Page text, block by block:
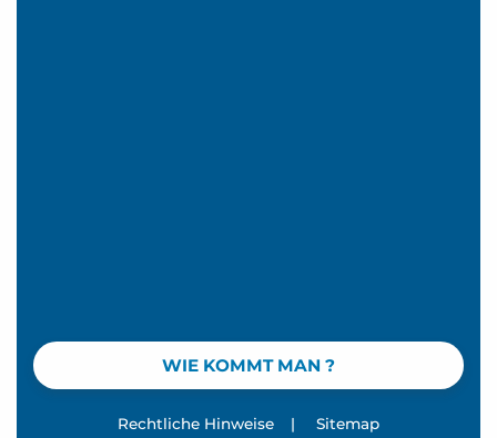
WIE KOMMT MAN ?
Rechtliche Hinweise | Sitemap